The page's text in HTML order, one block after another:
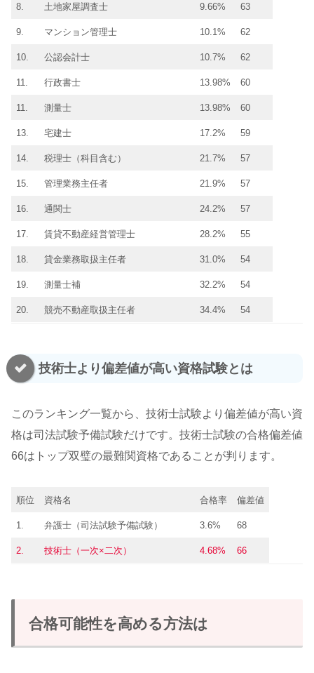
8. 土地家屋調査士 9.66% 63
9. マンション管理士 10.1% 62
10. 公認会計士 10.7% 62
11. 行政書士 13.98% 60
11. 測量士 13.98% 60
13. 宅建士 17.2% 59
14. 税理士（科目含む） 21.7% 57
15. 管理業務主任者 21.9% 57
16. 通関士 24.2% 57
17. 賃貸不動産経営管理士 28.2% 55
18. 貸金業務取扱主任者 31.0% 54
19. 測量士補 32.2% 54
20. 競売不動産取扱主任者 34.4% 54
技術士より偏差値が高い資格試験とは
このランキング一覧から、技術士試験より偏差値が高い資
格は司法試験予備試験だけです。技術士試験の合格偏差値
66はトップ双璧の最難関資格であることが判ります。
順位 資格名 合格率 偏差値
1. 弁護士（司法試験予備試験） 3.6% 68
2. 技術士（一次×二次） 4.68% 66
合格可能性を高める方法は